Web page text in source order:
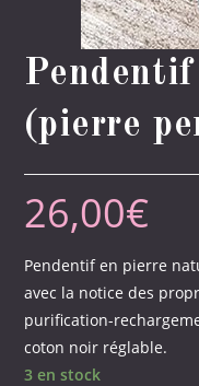
(pierre
26,00€
Pendentif en pierre
avec la notice des
purification-
coton noir réglable.
3 en stock